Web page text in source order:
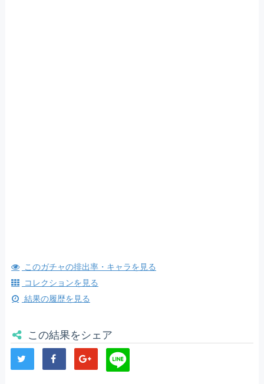
このガチャの排出率・キャラを見る
コレクションを見る
結果の履歴を見る
この結果をシェア